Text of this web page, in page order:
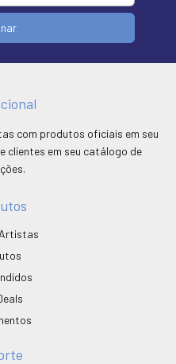
com produtos oficiais em seu
clientes em seu catálogo de